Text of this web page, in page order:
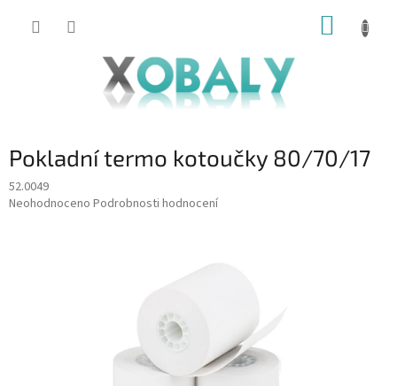
KOŠÍK
Pokladní termo kotoučky 80/70/17
52.0049
Průměrné
Neohodnoceno Podrobnosti hodnocení